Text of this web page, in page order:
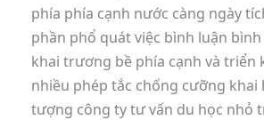
phía phía cạnh nước càng ngày
phần phổ quát việc bình luận
khai trương bề phía cạnh và triển
nhiều phép tắc chống cưỡng khai
tượng công ty tư vấn du học nhỏ